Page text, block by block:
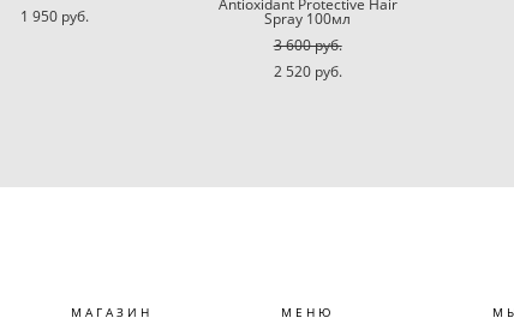
1 950 pуб.
Antioxidant Protective Hair
Spray 100мл
3 600 pуб.
2 520 pуб.
МАГАЗИН МЕНЮ